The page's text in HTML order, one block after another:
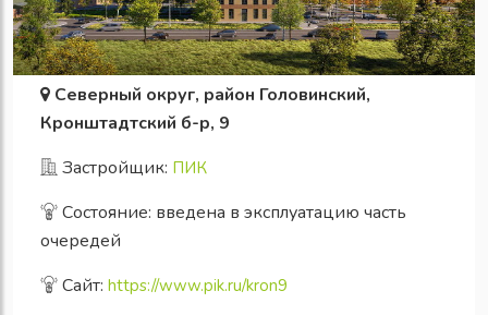
Северный округ, район Головинский,
Кронштадтский б-р, 9
Застройщик: ПИК
Состояние: введена в эксплуатацию часть
очередей
Сайт: https://www.pik.ru/kron9